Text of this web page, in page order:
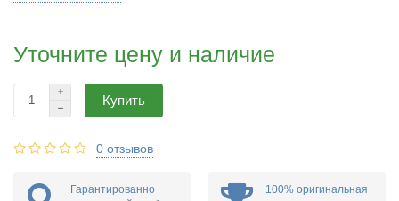
Уточните цену и наличие
Купить
0 отзывов
Гарантированно
100% оригинальная